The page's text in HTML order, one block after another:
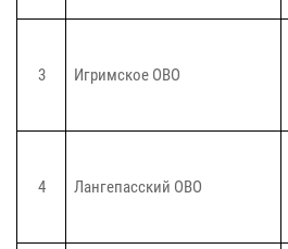
3 Игримское ОВО
4 Лангепасский ОВО